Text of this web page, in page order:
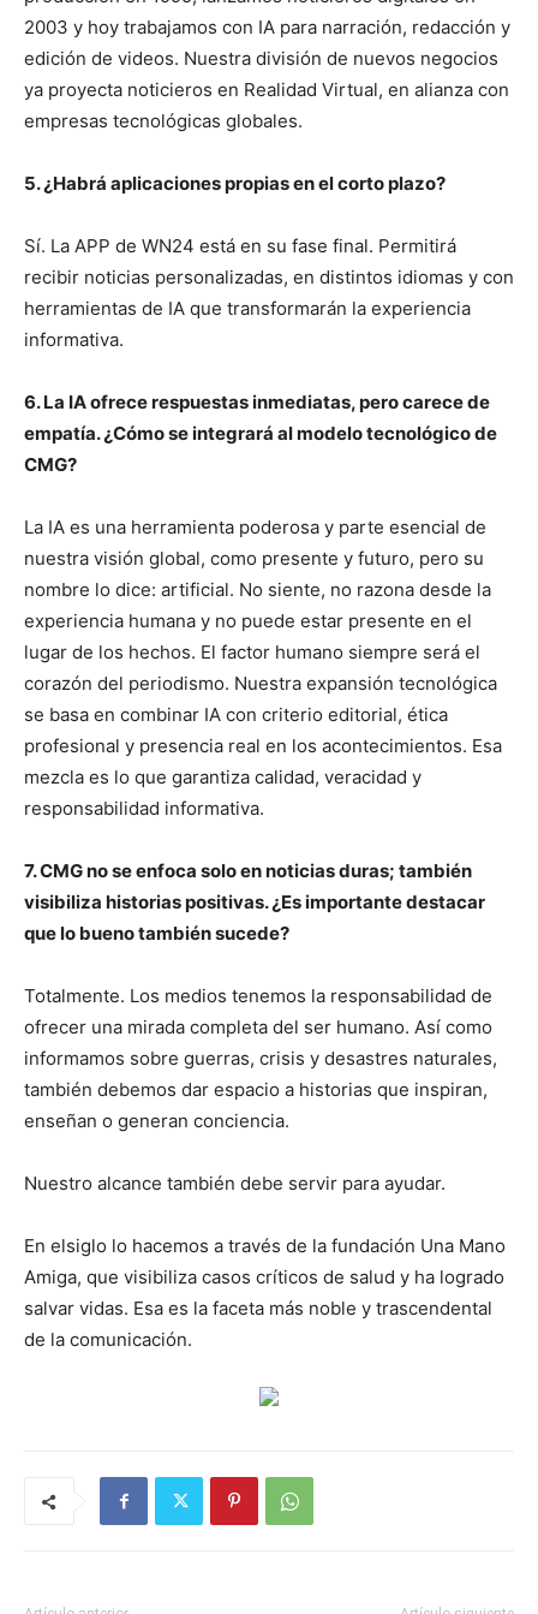
2003 y hoy trabajamos con IA para narración, redacción y
edición de videos. Nuestra división de nuevos negocios
ya proyecta noticieros en Realidad Virtual, en alianza con
empresas tecnológicas globales.
5. ¿Habrá aplicaciones propias en el corto plazo?
Sí. La APP de WN24 está en su fase final. Permitirá
recibir noticias personalizadas, en distintos idiomas y con
herramientas de IA que transformarán la experiencia
informativa.
6. La IA ofrece respuestas inmediatas, pero carece de
empatía. ¿Cómo se integrará al modelo tecnológico de
CMG?
La IA es una herramienta poderosa y parte esencial de
nuestra visión global, como presente y futuro, pero su
nombre lo dice: artificial. No siente, no razona desde la
experiencia humana y no puede estar presente en el
lugar de los hechos. El factor humano siempre será el
corazón del periodismo. Nuestra expansión tecnológica
se basa en combinar IA con criterio editorial, ética
profesional y presencia real en los acontecimientos. Esa
mezcla es lo que garantiza calidad, veracidad y
responsabilidad informativa.
7. CMG no se enfoca solo en noticias duras; también
visibiliza historias positivas. ¿Es importante destacar
que lo bueno también sucede?
Totalmente. Los medios tenemos la responsabilidad de
ofrecer una mirada completa del ser humano. Así como
informamos sobre guerras, crisis y desastres naturales,
también debemos dar espacio a historias que inspiran,
enseñan o generan conciencia.
Nuestro alcance también debe servir para ayudar.
En elsiglo lo hacemos a través de la fundación Una Mano
Amiga, que visibiliza casos críticos de salud y ha logrado
salvar vidas. Esa es la faceta más noble y trascendental
de la comunicación.